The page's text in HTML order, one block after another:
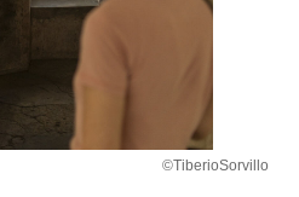
©TiberioSorvillo